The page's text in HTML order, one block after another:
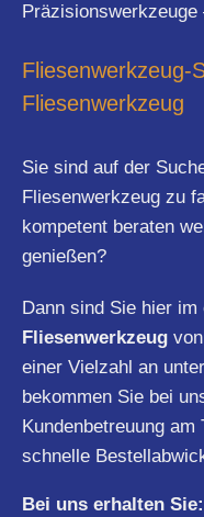
Fliesenwerkzeug-
Fliesenwerkzeug
Sie sind auf der
Fliesenwerkzeug zu
kompetent beraten
genießen?
Dann sind Sie hier
Fliesenwerkzeug
einer Vielzahl an
bekommen Sie bei
Kundenbetreuung
schnelle
Bei uns erhalten Sie: